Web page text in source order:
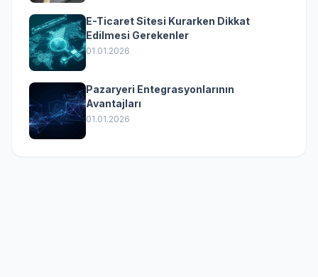
E-Ticaret Sitesi Kurarken Dikkat
Edilmesi Gerekenler
01.01.2026
Pazaryeri Entegrasyonlarının
Avantajları
01.01.2026